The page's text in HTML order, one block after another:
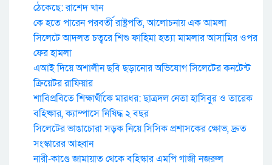
ঠেকেছে: রাশেদ খান
কে হতে পারেন পরবর্তী রাষ্ট্রপতি, আলোচনায় এক আমলা
সিলেটে আদলত চত্বরে শিশু ফাহিমা হত্যা মামলার আসামির ওপর
ফের হামলা
এআই দিয়ে অশালীন ছবি ছড়ানোর অভিযোগ সিলেটের কনটেন্ট
ক্রিয়েটর রাফিয়ার
শাবিপ্রবিতে শিক্ষার্থীকে মারধর: ছাত্রদল নেতা হাসিবুর ও তারেক
বহিষ্কার, ক্যাম্পাসে নিষিদ্ধ ২ বছর
সিলেটের ভাঙাচোরা সড়ক নিয়ে সিসিক প্রশাসকের ক্ষোভ, দ্রুত
সংস্কারের আহ্বান
নারী-কাণ্ডে জামায়াত থেকে বহিস্কার এমপি গাজী নজরুল